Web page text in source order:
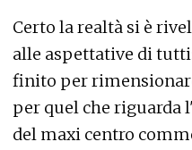
Certo la realtà si è
alle aspettative di
finito per
per quel che riguarda
del maxi centro